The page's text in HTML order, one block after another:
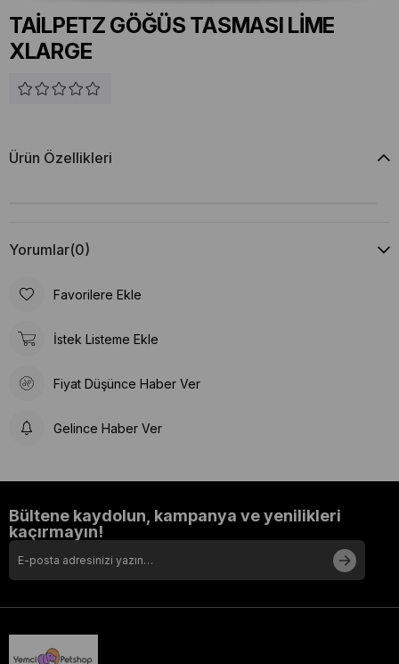
TAİLPETZ GÖĞÜS TASMASI LİME
XLARGE
Ürün Özellikleri
Yorumlar(0)
Favorilere Ekle
İstek Listeme Ekle
Fiyat Düşünce Haber Ver
Gelince Haber Ver
Bültene kaydolun, kampanya ve yenilikleri
kaçırmayın!